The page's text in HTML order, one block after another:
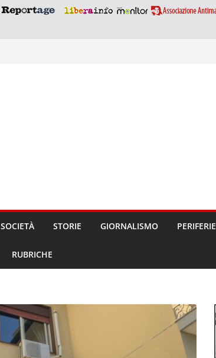
SOCIETÀ STORIE GIORNALISMO PERIFERIE
RUBRICHE